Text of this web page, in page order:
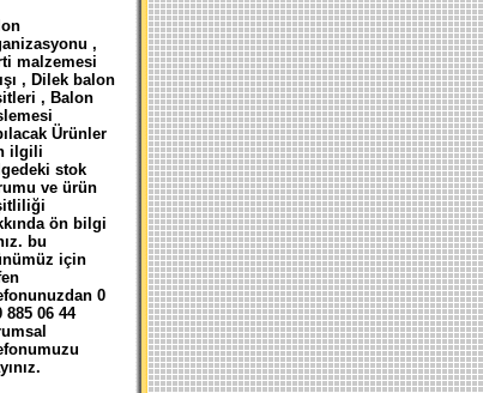
,
malzemesi
, Dilek balon
, Balon
Ürünler
ilgili
stok
ve ürün
ön bilgi
bu
için
0
885 06 44